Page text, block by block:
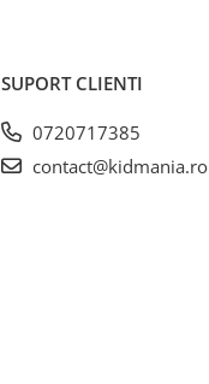
SUPORT CLIENTI
0720717385
contact@kidmania.ro